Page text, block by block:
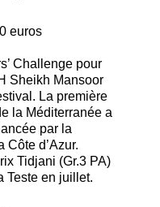
euros
Challenge pour
Sheikh Mansoor
La première
la Méditerranée a
par la
d’Azur.
Tidjani (Gr.3 PA)
Teste en juillet.